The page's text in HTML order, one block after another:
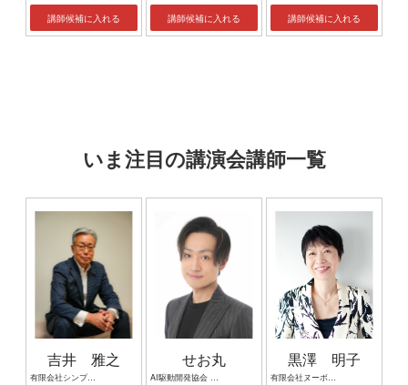
講師候補に入れる 講師候補に入れる 講師候補に入れる
いま注目の講演会講師一覧
吉井 雅之
有限会社シンプルタスク 代表取締役 習慣形成コンサルタント
せお丸
AI駆動開発協会 代表理事 サイバーフリークス株式会社 代表取締役
黒澤 明子
有限会社ヌーボヌール代表取締役